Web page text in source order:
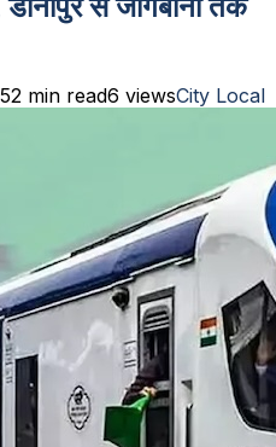
2 min read6 viewsCity Local